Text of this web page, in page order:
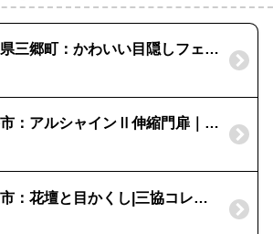
奈良県三郷町：かわいい目隠しフェンスを設置して雑貨を飾りたい！｜「ディーズガーデン」アルファウッド 樹脂製フェンス
桜井市：アルシャインⅡ伸縮門扉｜物干しスぺースのリフォーム
奈良市：花壇と目かくし|三協コレット